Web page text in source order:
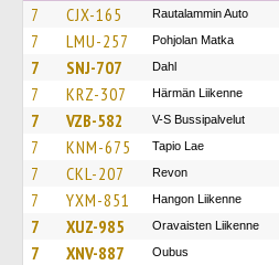
7 CJX-165 Rautalammin Auto
7 LMU-257 Pohjolan Matka
7 SNJ-707 Dahl
7 KRZ-307 Härmän Liikenne
7 VZB-582 V-S Bussipalvelut
7 KNM-675 Tapio Lae
7 CKL-207 Revon
7 YXM-851 Hangon Liikenne
7 XUZ-985 Oravaisten Liikenne
7 XNV-887 Oubus